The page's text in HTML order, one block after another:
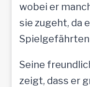
wobei er
sie zugeht, da
Seine
zeigt, dass er